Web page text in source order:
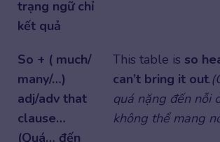
trạng ngữ chỉ
kết quả
So + ( much/
many/…)
adj/adv that
clause…
(Quá… đến
This table is so
can’t bring it out.
quá nặng đến nỗi
không thể mang